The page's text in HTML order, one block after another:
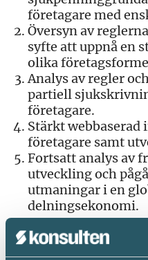
företagare med
Översyn av
syfte att uppnå en
olika
Analys av regler
partiell
företagare.
Stärkt
företagare samt
Fortsatt analys av
utveckling och
utmaningar i en
delningsekonomi.
Utredningen ska
den 2 november